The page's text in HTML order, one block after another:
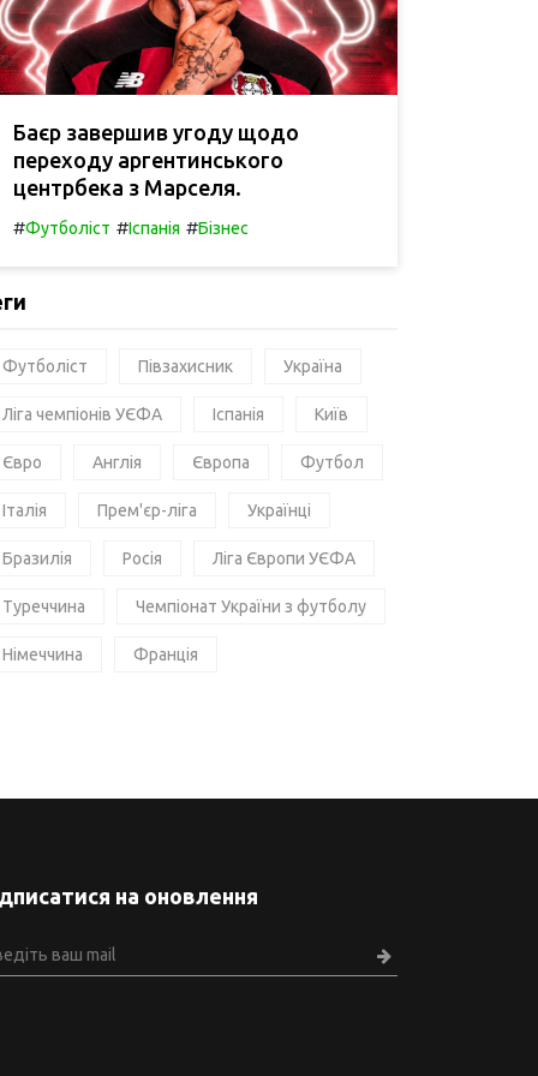
Баєр завершив угоду щодо
переходу аргентинського
центрбека з Марселя.
#Футболіст #Іспанія #Бізнес
Футболіст Півзахисник Україна
Ліга чемпіонів УЄФА Іспанія Київ
Євро Англія Європа Футбол
Італія Прем'єр-ліга Українці
Бразилія Росія Ліга Європи УЄФА
Туреччина Чемпіонат України з футболу
Німеччина Франція
на оновлення